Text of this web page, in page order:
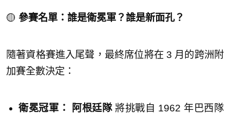
🟡 參賽名單：誰是衛冕軍？誰是新面孔？
隨著資格賽進入尾聲，最終席位將在 3 月的跨洲附
加賽全數決定：
衛冕冠軍： 阿根廷隊將挑戰自 1962 年巴西隊